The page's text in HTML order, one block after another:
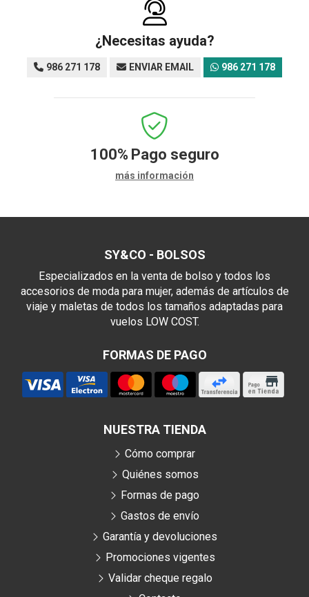
¿Necesitas ayuda?
986 271 178 ENVIAR EMAIL 986 271 178
100% Pago seguro
más información
SY&CO - BOLSOS
Especializados en la venta de bolso y todos los
accesorios de moda para mujer, además de artículos de
viaje y maletas de todos los tamaños adaptadas para
vuelos LOW COST.
FORMAS DE PAGO
NUESTRA TIENDA
Cómo comprar
Quiénes somos
Formas de pago
Gastos de envío
Garantía y devoluciones
Promociones vigentes
Validar cheque regalo